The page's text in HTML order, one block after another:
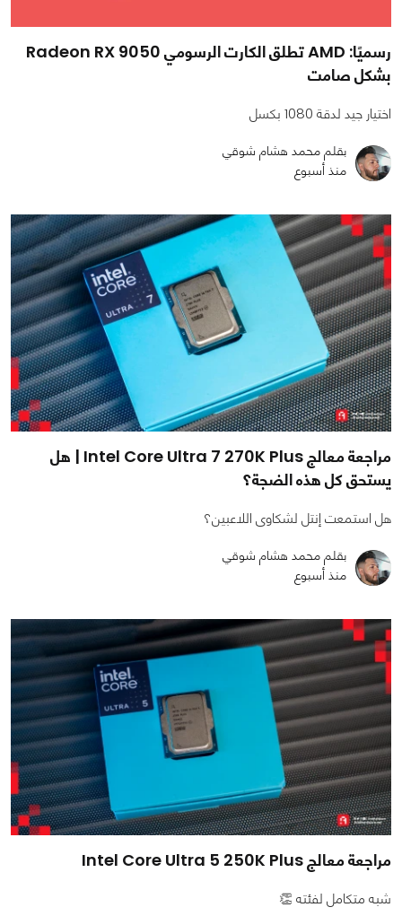
رسميًا: AMD تطلق الكارت الرسومي Radeon RX 9050
بشكل صامت
اختيار جيد لدقة 1080 بكسل
بقلم محمد هشام شوقي
منذ أسبوع
مراجعة معالج Intel Core Ultra 7 270K Plus | هل
يستحق كل هذه الضجة؟
هل استمعت إنتل لشكاوى اللاعبين؟
بقلم محمد هشام شوقي
منذ أسبوع
مراجعة معالج Intel Core Ultra 5 250K Plus
شبه متكامل لفئته 👏